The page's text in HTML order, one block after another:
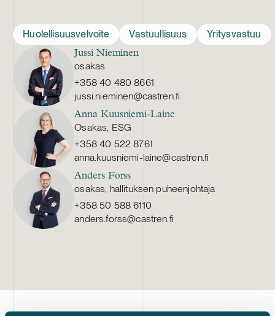
Huolellisuusvelvoite Vastuullisuus Yritysvastuu
Jussi Nieminen
osakas
+358 40 480 8661
jussi.nieminen@castren.fi
Anna Kuusniemi-Laine
Osakas, ESG
+358 40 522 8761
anna.kuusniemi-laine@castren.fi
Anders Forss
osakas, hallituksen puheenjohtaja
+358 50 588 6110
anders.forss@castren.fi